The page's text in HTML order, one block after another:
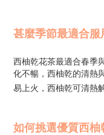
甚麼季節最適合服
西柚乾花茶最適合春季
化不暢，西柚乾的清熱
易上火，西柚乾可清熱解
如何挑選優質西柚